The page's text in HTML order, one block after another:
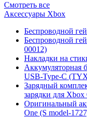
Смотреть все
Аксессуары Xbox
Беспроводной
Беспроводной
00012)
Накладки на
Аккумуляторная
USB-Type-C
Зарядный
зарядки для
Оригинальный
One (S model-